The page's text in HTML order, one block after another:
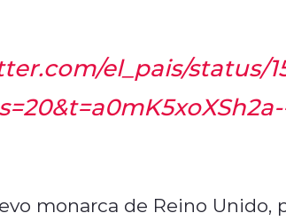
el_pais/status/
monarca de Reino Unido,